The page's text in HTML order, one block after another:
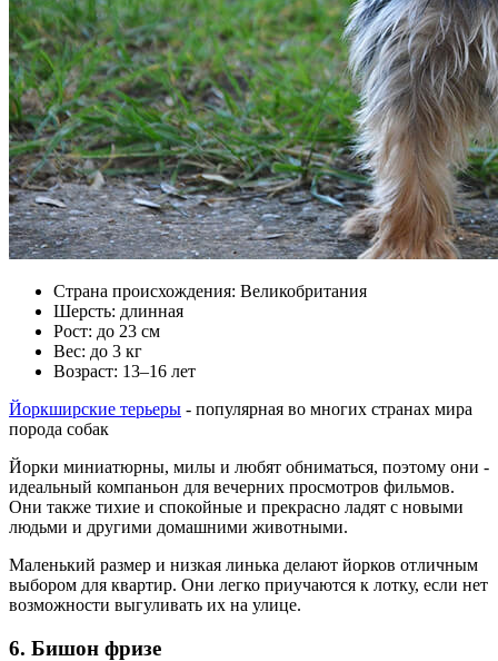
Страна происхождения: Великобритания
Шерсть: длинная
Рост: до 23 см
Вес: до 3 кг
Возраст: 13–16 лет
Йоркширские терьеры - популярная во многих странах мира
порода собак
Йорки миниатюрны, милы и любят обниматься, поэтому они -
идеальный компаньон для вечерних просмотров фильмов.
Они также тихие и спокойные и прекрасно ладят с новыми
людьми и другими домашними животными.
Маленький размер и низкая линька делают йорков отличным
выбором для квартир. Они легко приучаются к лотку, если нет
возможности выгуливать их на улице.
6. Бишон фризе